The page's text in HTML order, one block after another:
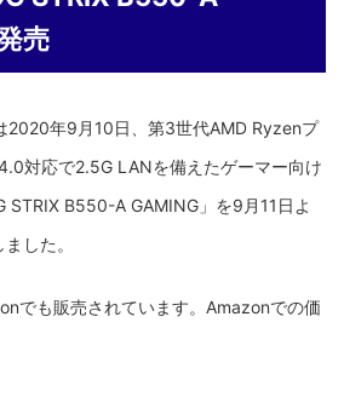
売
2020年9月10日、第3世代AMD Ryzenプ
4.0対応で2.5G LANを備えたゲーマー向け
STRIX B550-A GAMING」 を9月11日よ
した。
でも販売されています。Amazonでの価